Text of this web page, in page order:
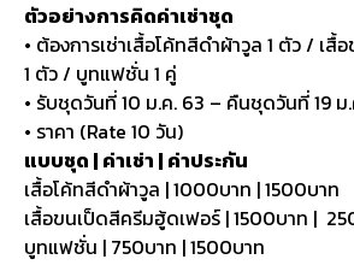
ตัวอย่างการคิดค่าเช่าชุด
• ต้องการเช่าเสื้อโค้ทสีดำผ้าวูล 1 ตัว / เ
1 ตัว / บูทแฟชั่น 1 คู่
• รับชุดวันที่ 10 ม.ค. 63 – คืนชุดวันที่ 19 ม
• ราคา (Rate 10 วัน)
แบบชุด | ค่าเช่า | ค่าประกัน
เสื้อโค้ทสีดำผ้าวูล | 1000บาท | 1500บาท
เสื้อขนเป็ดสีครีมฮู้ดเฟอร์ | 1500บาท |
บูทแฟชั่น | 750บาท | 1500บาท